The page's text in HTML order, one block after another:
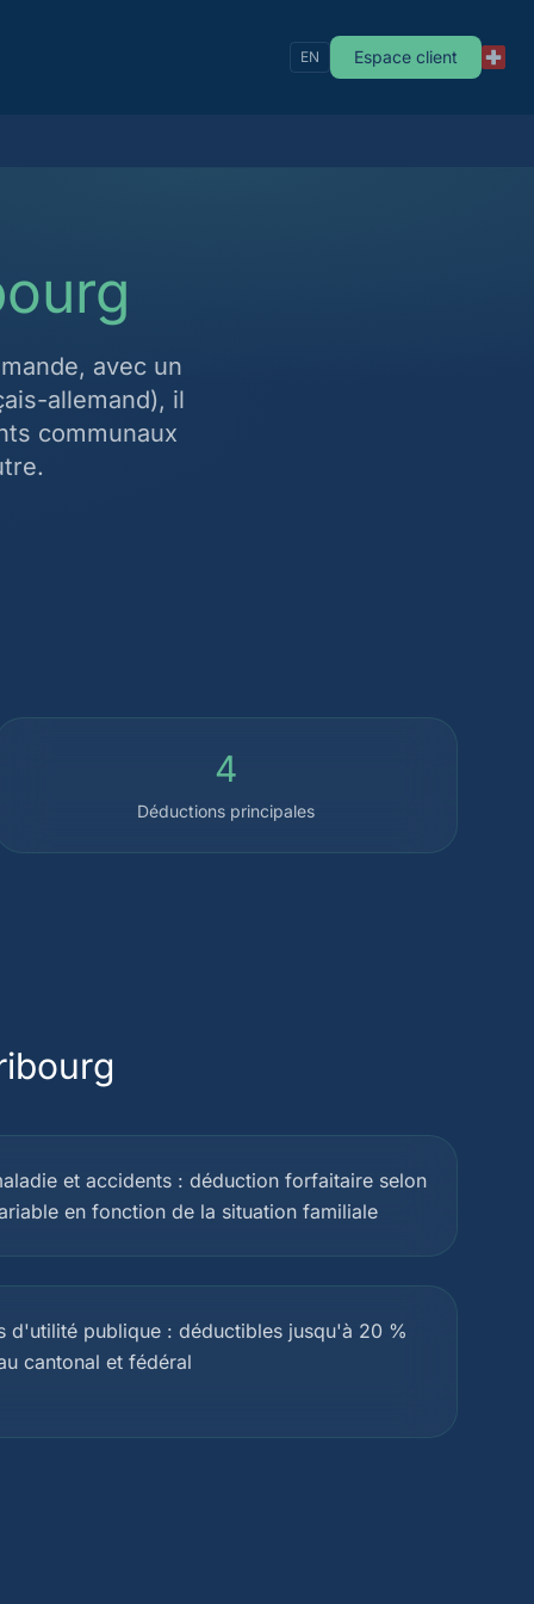
EN Espace client
avec un
allemand), il
communaux
4
Déductions principales
et accidents : déduction forfaitaire selon
en fonction de la situation familiale
d'utilité publique : déductibles jusqu'à 20 %
cantonal et fédéral